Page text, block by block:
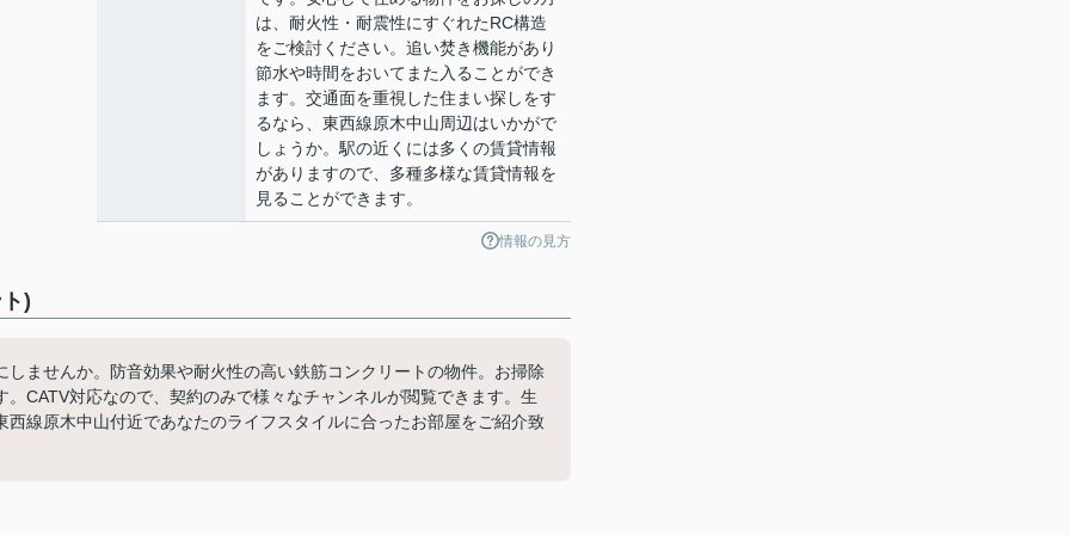
は、耐火性・耐震性にすぐれたRC構造
をご検討ください。追い焚き機能があり
節水や時間をおいてまた入ることができ
ます。交通面を重視した住まい探しをす
るなら、東西線原木中山周辺はいかがで
しょうか。駅の近くには多くの賃貸情報
がありますので、多種多様な賃貸情報を
見ることができます。
情報の見方
)
ませんか。防音効果や耐火性の高い鉄筋コンクリートの物件。お掃除
CATV対応なので、契約のみで様々なチャンネルが閲覧できます。生
線原木中山付近であなたのライフスタイルに合ったお部屋をご紹介致